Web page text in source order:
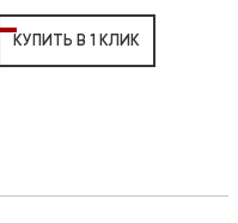
КУПИТЬ В 1 КЛИК